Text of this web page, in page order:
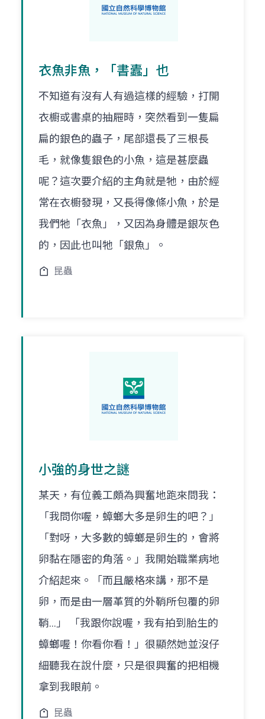
衣魚非魚，「書蠹」也
不知道有沒有人有過這樣的經驗，打開
衣櫥或書桌的抽屜時，突然看到一隻扁
扁的銀色的蟲子，尾部還長了三根長
毛，就像隻銀色的小魚，這是甚麼蟲
呢？這次要介紹的主角就是牠，由於經
常在衣櫥發現，又長得像條小魚，於是
我們牠「衣魚」，又因為身體是銀灰色
的，因此也叫牠「銀魚」。
昆蟲
小強的身世之謎
某天，有位義工頗為興奮地跑來問我：
「我問你喔，蟑螂大多是卵生的吧？」
「對呀，大多數的蟑螂是卵生的，會將
卵黏在隱密的角落。」我開始職業病地
介紹起來。「而且嚴格來講，那不是
卵，而是由一層革質的外鞘所包覆的卵
鞘...」 「我跟你說喔，我有拍到胎生的
蟑螂喔！你看你看！」很顯然她並沒仔
細聽我在說什麼，只是很興奮的把相機
拿到我眼前。
昆蟲